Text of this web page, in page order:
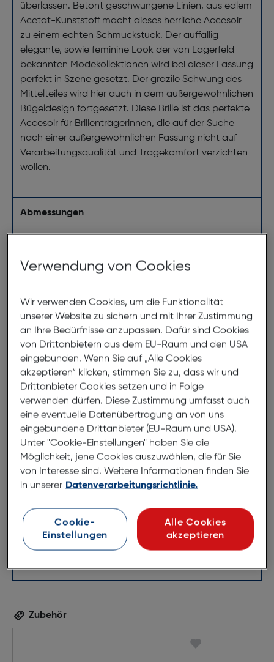
überlassen. Betont geschwungene Linien, aus edlem
Acetat-Kunststoff macht dieses herrliche Accesoir
zu einem echten Schmuckstück. Der auffällig
elegante, sowie feminine Look der von Lagerfeld
bekannten Modekollektionen wird bei dieser Fassung
perfekt in Szene gesetzt. Der grazile Schwung des
Mittelteiles wird hier auch in dem außergewöhnlichen
Bügeldesign fortgesetzt. Diese Brille ist das perfekte
Accesoir für Brillenträgerinnen, die auf der Suche
nach einer außergewöhnlichen Fassung nicht auf
Verarbeitungsqualität und Tragekomfort verzichten
wollen.
Abmessungen
Steg: 18mm
Bügellänge:140mm
(individuell ausrichtbar)
141mm
18mm
52mm
140mm
Zubehör
Verwendung von Cookies
Wir verwenden Cookies, um die Funktionalität
unserer Website zu sichern und mit Ihrer Zustimmung
an Ihre Bedürfnisse anzupassen. Dafür sind Cookies
von Drittanbietern aus dem EU-Raum und den USA
eingebunden. Wenn Sie auf „Alle Cookies
akzeptieren“ klicken, stimmen Sie zu, dass wir und
Drittanbieter Cookies setzen und in Folge
verwenden dürfen. Diese Zustimmung umfasst auch
eine eventuelle Datenübertragung an von uns
eingebundene Drittanbieter (EU-Raum und USA).
Unter "Cookie-Einstellungen" haben Sie die
Möglichkeit, jene Cookies auszuwählen, die für Sie
von Interesse sind. Weitere Informationen finden Sie
in unserer Datenverarbeitungsrichtlinie.
Cookie-
Einstellungen
Alle Cookies
akzeptieren